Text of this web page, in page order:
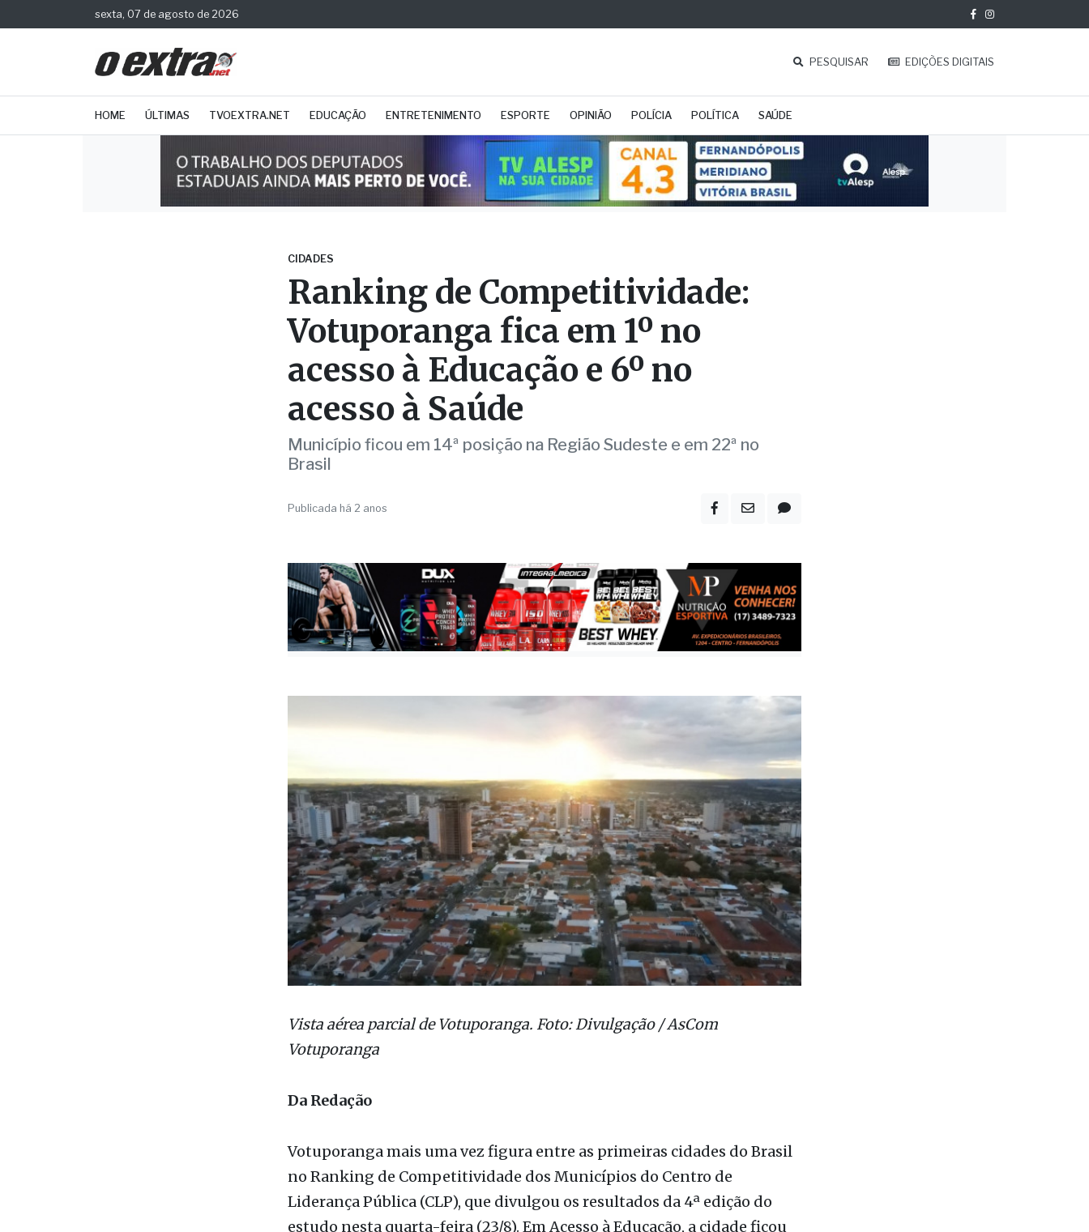
sexta, 07 de agosto de 2026
PESQUISAR EDIÇÕES DIGITAIS
HOME ÚLTIMAS TVOEXTRA.NET EDUCAÇÃO ENTRETENIMENTO ESPORTE OPINIÃO POLÍCIA POLÍTICA SAÚDE
CIDADES
Ranking de Competitividade:
Votuporanga fica em 1º no
acesso à Educação e 6º no
acesso à Saúde
Brasil
Publicada há 2 anos
Votuporanga
Da Redação